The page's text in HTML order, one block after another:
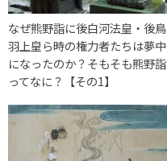
なぜ熊野詣に後白河法皇・後鳥
羽上皇ら時の権力者たちは夢中
になったのか？そもそも熊野詣
ってなに？【その1】